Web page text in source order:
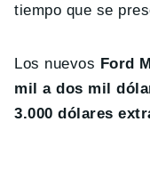
tiempo que se
Los nuevos Ford
mil a dos mil
3.000 dólares